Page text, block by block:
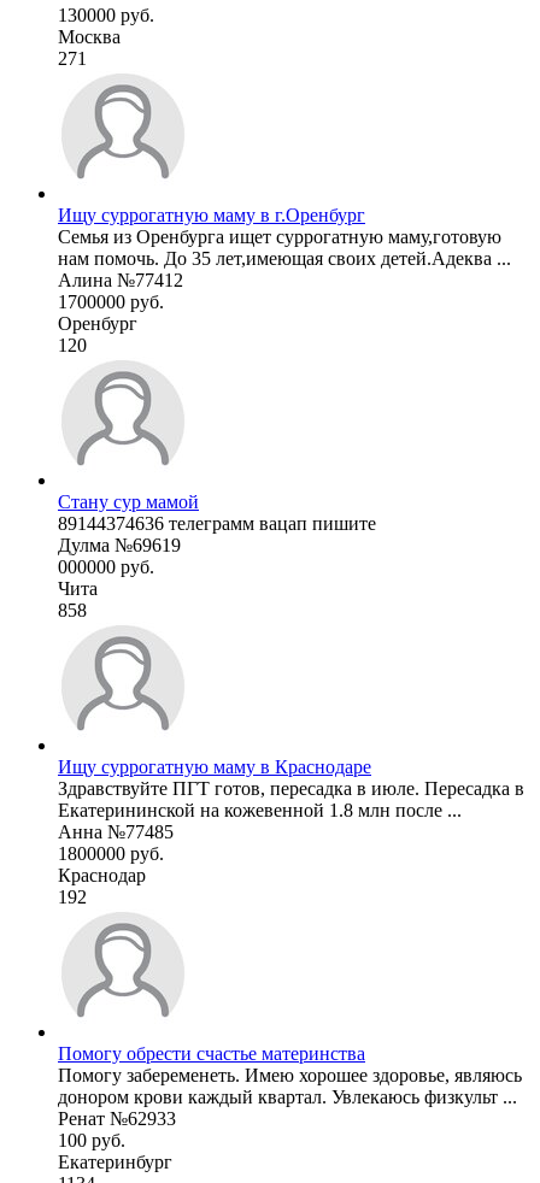
130000 руб.
Москва
271
Ищу суррогатную маму в г.Оренбург
Семья из Оренбурга ищет суррогатную маму,готовую
нам помочь. До 35 лет,имеющая своих детей.Адеква ...
Алина №77412
1700000 руб.
Оренбург
120
Стану сур мамой
89144374636 телеграмм вацап пишите
Дулма №69619
000000 руб.
Чита
858
Ищу суррогатную маму в Краснодаре
Здравствуйте ПГТ готов, пересадка в июле. Пересадка в
Екатерининской на кожевенной 1.8 млн после ...
Анна №77485
1800000 руб.
Краснодар
192
Помогу обрести счастье материнства
Помогу забеременеть. Имею хорошее здоровье, являюсь
донором крови каждый квартал. Увлекаюсь физкульт ...
Ренат №62933
100 руб.
Екатеринбург